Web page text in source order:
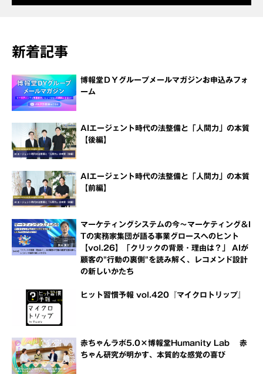
新着記事
博報堂ＤＹグループメールマガジンお申込みフォ
ーム
AIエージェント時代の法整備と「人間力」の本質
【後編】
AIエージェント時代の法整備と「人間力」の本質
【前編】
マーケティングシステムの今～マーケティング＆I
Tの実務家集団が語る事業グロースへのヒント
【vol.26】「クリックの背景・理由は？」 AIが
顧客の"行動の裏側"を読み解く、レコメンド設計
の新しいかたち
ヒット習慣予報 vol.420『マイクロトリップ』
赤ちゃんラボ5.0×博報堂Humanity Lab 赤
ちゃん研究が明かす、本質的な感覚の喜び